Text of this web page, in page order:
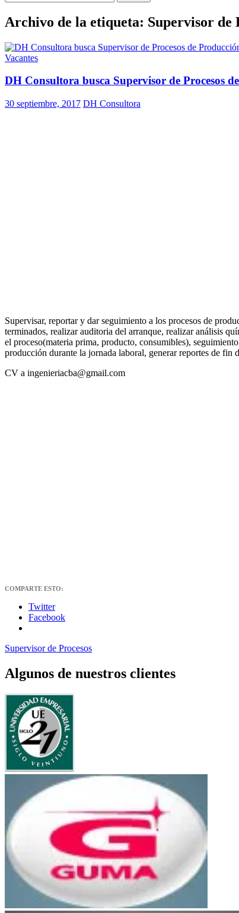
Archivo de la etiqueta: Supervisor de
Vacantes
DH Consultora busca Supervisor de Procesos
30 septiembre, 2017 DH Consultora
Supervisar, reportar y dar seguimiento a los procesos de
terminados, realizar auditoria del arranque, realizar análisis
el proceso(materia prima, producto, consumibles),
producción durante la jornada laboral, generar reportes de
CV a ingenieriacba@gmail.com
COMPARTE ESTO:
Twitter
Facebook
Supervisor de Procesos
Algunos de nuestros clientes
Bancor